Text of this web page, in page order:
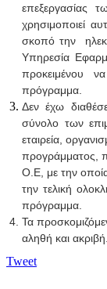
επεξεργασίας
χρησιμοποιεί
σκοπό την
Υπηρεσία
προκειμένου
πρόγραμμα.
Δεν έχω
σύνολο των
εταιρεία,
προγράμματος,
Ο.Ε, με την
την τελική
πρόγραμμα.
Τα
αληθή και ακριβή.
Tweet